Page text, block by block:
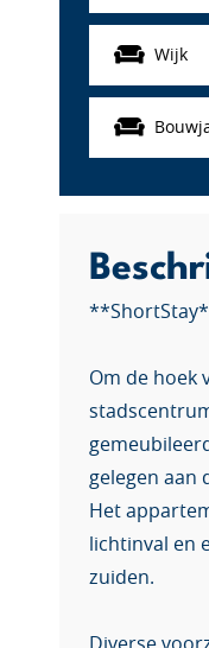
Wijk
Om de hoek
gelegen aan
Het
lichtinval en
zuiden.